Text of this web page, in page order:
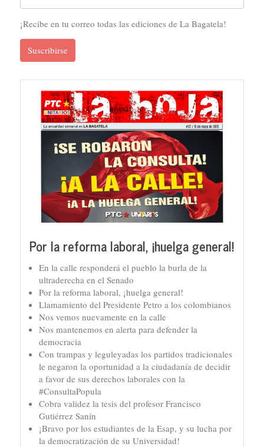
¡Recibe en tu correo todas las ediciones de La Bagatela!
Suscribirse
Por la reforma laboral, ¡huelga general!
En la calle responderá el pueblo la burla de la
ultraderecha en el Senado
Por la reforma laboral, ¡huelga general!
Llamamiento del Presidente Petro a los colombianos
Nos vemos nuevamente en la calle
Nos mantenemos en alerta para defender la
democracia
Con trampas y leguleyadas los partidos tradicionales
le negaron la oportunidad a la ciudadanía de decidir
a favor de sus derechos laborales con la
#ConsultaPopula
Cobra validez la tesis del profesor Francisco
Gutiérrez Sanín
¡Bravo por los estudiantes de la Esap, y su lucha por
la democratización de su Universidad!